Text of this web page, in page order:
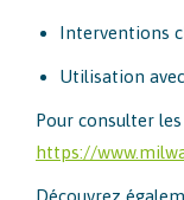
Interventions
Utilisation
Pour consulter
https://
Découvrez